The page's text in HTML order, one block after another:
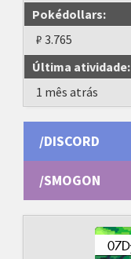
Pokédollars:
₽ 3.765
Última atividade:
1 mês atrás
/DISCORD
/SMOGON